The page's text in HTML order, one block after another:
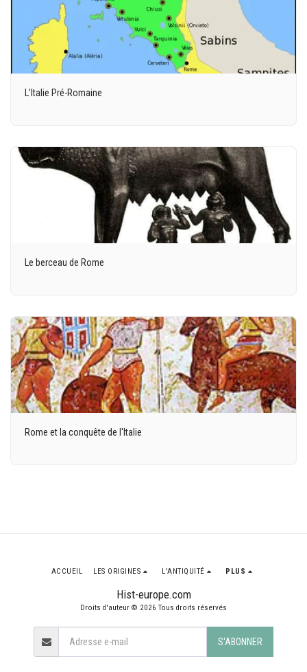
L'Italie Pré-Romaine
Le berceau de Rome
Rome et la conquête de l'Italie
Hist-europe.com
Droits d'auteur © 2026 Tous droits réservés
ACCUEIL LES ORIGINES L'ANTIQUITÉ PLUS
S'ABONNER